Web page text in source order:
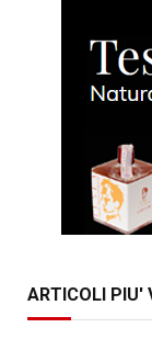
ARTICOLI PIU'